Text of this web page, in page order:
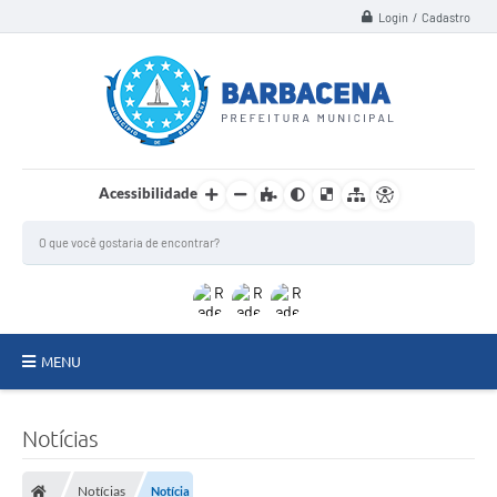
Login / Cadastro
Acessibilidade
MENU
Notícias
Notícias Notícia